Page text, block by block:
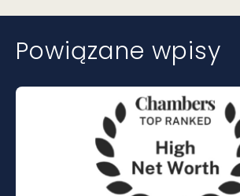
Powiązane wpisy